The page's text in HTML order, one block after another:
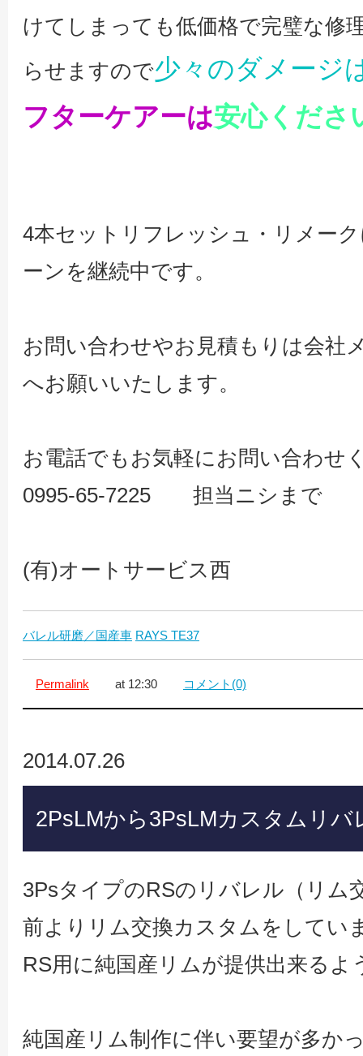
けてしまっても低価格で完璧な修
らせますので少々のダメージ
フターケアーは安心くださ
4本セットリフレッシュ・リメー
ーンを継続中です。
お問い合わせやお見積もりは会社
へお願いいたします。
お電話でもお気軽にお問い合わせ
0995-65-7225 担当ニシまで
(有)オートサービス西
バレル研磨／国産車 RAYS TE37
Permalink at 12:30 コメント(0)
2014.07.26
2PsLMから3PsLMカスタムリバ
3PsタイプのRSのリバレル（リム
前よりリム交換カスタムをしてい
RS用に純国産リムが提供出来るよ
純国産リム制作に伴い要望が多か